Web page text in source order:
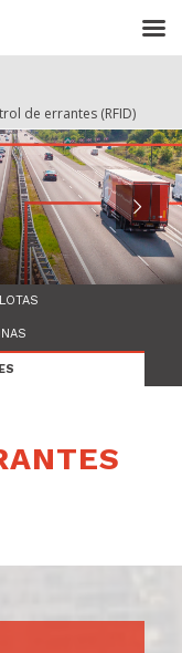
de errantes (RFID)